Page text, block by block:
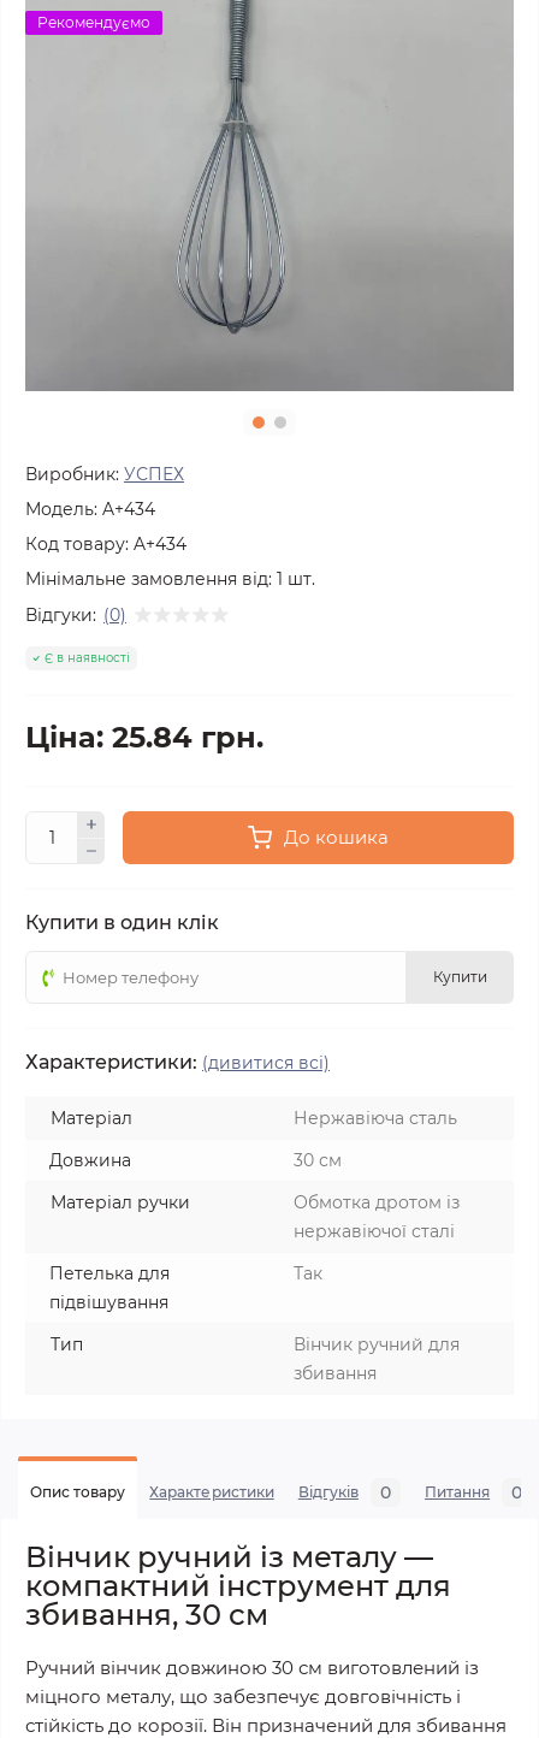
Рекомендуємо
Виробник: УСПЕХ
Модель: A+434
Код товару: A+434
Мінімальне замовлення від: 1 шт.
Відгуки: (0)
Є в наявності
Ціна: 25.84 грн.
До кошика
Купити в один клік
Купити
Характеристики: (дивитися всі)
Матеріал
Нержавіюча сталь
Довжина
30 см
Матеріал ручки
Обмотка дротом із
нержавіючої сталі
Петелька для
підвішування
Так
Тип
Вінчик ручний для
збивання
Опис товару Характеристики Відгуків 0 Питання 0
Вінчик ручний із металу —
компактний інструмент для
збивання, 30 см
Ручний вінчик довжиною 30 см виготовлений із
міцного металу, що забезпечує довговічність і
стійкість до корозії. Він призначений для збивання